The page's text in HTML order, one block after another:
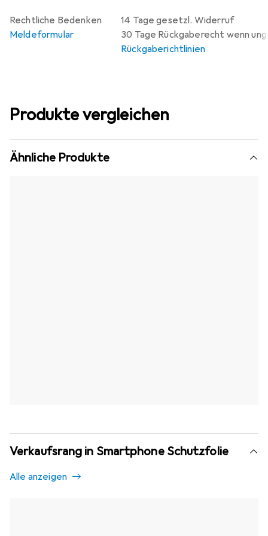
14 Tage gesetzl. Widerruf
30 Tage Rückgaberecht wenn
Rückgaberichtlinien
Rechtliche Bedenken
Meldeformular
Produkte vergleichen
Ähnliche Produkte
Verkaufsrang in Smartphone Schutzfolie
Alle anzeigen